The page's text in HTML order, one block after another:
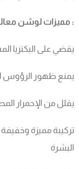
مميزات لوشن :
يقضي على البكتريا
يمنع ظهور الرؤوس
يقلل من الإحمرار
تركيبة مميزة
البشرة